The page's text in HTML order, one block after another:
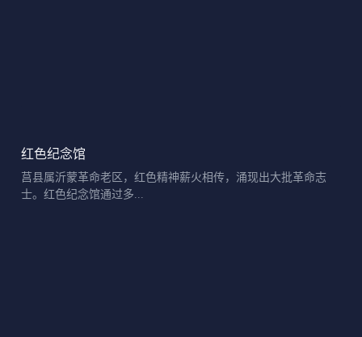
红色纪念馆
莒县属沂蒙革命老区，红色精神薪火相传，涌现出大批革命志
士。红色纪念馆通过多...